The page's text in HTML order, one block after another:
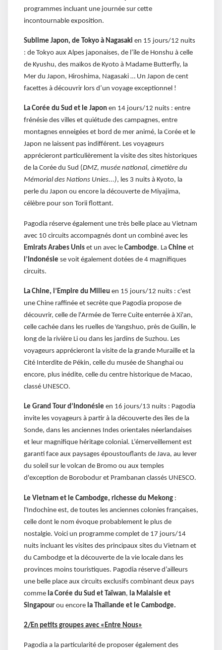
programmes incluant une journée sur cette
incontournable exposition.
Sublime Japon, de Tokyo à Nagasaki en 15 jours/12 nuits
: de Tokyo aux Alpes japonaises, de l’île de Honshu à celle
de Kyushu, des maïkos de Kyoto à Madame Butterfly, la
Mer du Japon, Hiroshima, Nagasaki … Un Japon de cent
facettes à découvrir lors d’un voyage exceptionnel !
La Corée du Sud et le Japon en 14 jours/12 nuits : entre
frénésie des villes et quiétude des campagnes, entre
montagnes enneigées et bord de mer animé, la Corée et le
Japon ne laissent pas indifférent. Les voyageurs
apprécieront particulièrement la visite des sites historiques
de la Corée du Sud (DMZ, musée national, cimetière du
Mémorial des Nations Unies...), les 3 nuits à Kyoto, la
perle du Japon ou encore la découverte de Miyajima,
célèbre pour son Torii flottant.
Pagodia réserve également une très belle place au Vietnam
avec 10 circuits accompagnés dont un combiné avec les
Emirats Arabes Unis et un avec le Cambodge. La Chine et
l’Indonésie se voit également dotées de 4 magnifiques
circuits.
La Chine, l’Empire du Milieu en 15 jours/12 nuits : c'est
une Chine raffinée et secrète que Pagodia propose de
découvrir, celle de l'Armée de Terre Cuite enterrée à Xi'an,
celle cachée dans les ruelles de Yangshuo, près de Guilin, le
long de la rivière Li ou dans les jardins de Suzhou. Les
voyageurs apprécieront la visite de la grande Muraille et la
Cité Interdite de Pékin, celle du musée de Shanghai ou
encore, plus inédite, celle du centre historique de Macao,
classé UNESCO.
Le Grand Tour d’Indonésie en 16 jours/13 nuits : Pagodia
invite les voyageurs à partir à la découverte des îles de la
Sonde, dans les anciennes Indes orientales néerlandaises
et leur magnifique héritage colonial. L’émerveillement est
garanti face aux paysages époustouflants de Java, au lever
du soleil sur le volcan de Bromo ou aux temples
d'exception de Borobodur et Prambanan classés UNESCO.
Le Vietnam et le Cambodge, richesse du Mekong :
l'Indochine est, de toutes les anciennes colonies françaises,
celle dont le nom évoque probablement le plus de
nostalgie. Voici un programme complet de 17 jours/14
nuits incluant les visites des principaux sites du Vietnam et
du Cambodge et la découverte de la vie locale dans les
provinces moins touristiques. Pagodia réserve d’ailleurs
une belle place aux circuits exclusifs combinant deux pays
comme la Corée du Sud et Taïwan, la Malaisie et
Singapour ou encore la Thaïlande et le Cambodge.
2/En petits groupes avec «Entre Nous»
Pagodia a la particularité de proposer également des